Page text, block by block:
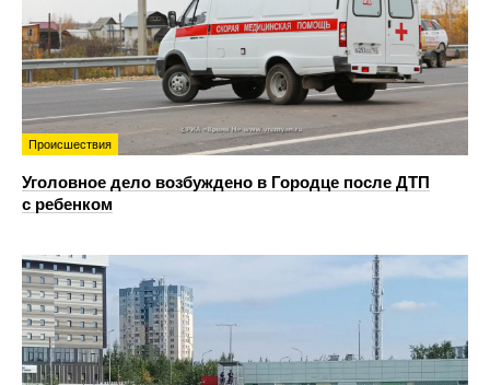
Происшествия
Уголовное дело возбуждено в Городце после ДТП
с ребенком